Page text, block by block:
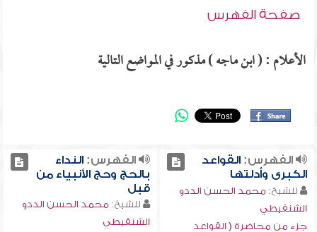
صفحة الفهرس
الأعلام : ( ابن ماجه ) مذكور في المواضع التالية
الفهرس:القواعد
الكبرى وأدلتها
للشيخ: محمد الحسن الددو
الشنقيطي
جزء من محاضرة ( القواعد
الفهرس:النداء
بالحج وحج الأنبياء من
قبل
للشيخ: محمد الحسن الددو
الشنقيطي